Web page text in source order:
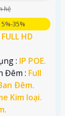
hệ
35%
FULL HD
: IP POE.
Đêm : Full
Ðêm.
Kim loại.